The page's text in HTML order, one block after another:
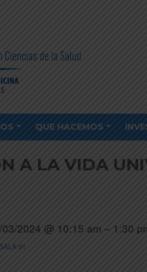
QUE HACEMOS
A LA VIDA
2024 @ 10:15 am – 1:30
01